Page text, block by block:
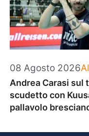
08 Agosto 2026
Andrea Carasi sul
scudetto con
pallavolo